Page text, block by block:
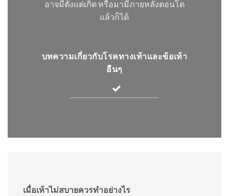
อาจมีตั้งแต่เกิด หรือมามีภายหลังตอนโต
แล้วก็ได้
บทความเกี่ยวกับโรคทางเท้าและข้อเท้า
อืนๆ
เมื่อเท้าไม่สบายควรทำอย่างไร